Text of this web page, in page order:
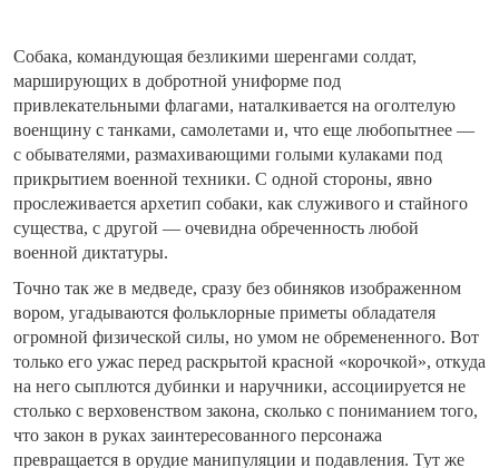
Собака, командующая безликими шеренгами солдат,
марширующих в добротной униформе под
привлекательными флагами, наталкивается на оголтелую
военщину с танками, самолетами и, что еще любопытнее —
с обывателями, размахивающими голыми кулаками под
прикрытием военной техники. С одной стороны, явно
прослеживается архетип собаки, как служивого и стайного
существа, с другой — очевидна обреченность любой
военной диктатуры.
Точно так же в медведе, сразу без обиняков изображенном
вором, угадываются фольклорные приметы обладателя
огромной физической силы, но умом не обремененного. Вот
только его ужас перед раскрытой красной «корочкой», откуда
на него сыплются дубинки и наручники, ассоциируется не
столько с верховенством закона, сколько с пониманием того,
что закон в руках заинтересованного персонажа
превращается в орудие манипуляции и подавления. Тут же